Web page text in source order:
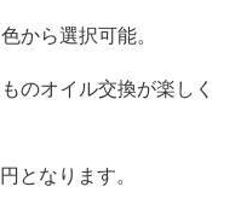
から選択可能。
のオイル交換が楽しく
となります。